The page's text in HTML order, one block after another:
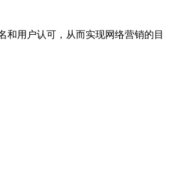
和用户认可，从而实现网络营销的目